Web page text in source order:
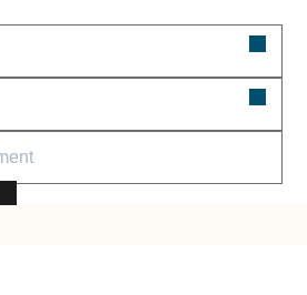
documents